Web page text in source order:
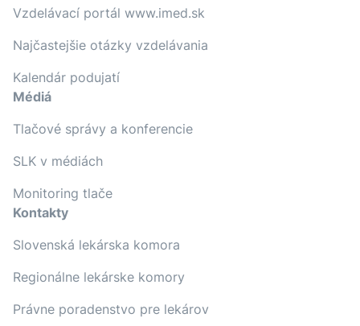
Vzdelávací portál www.imed.sk
Najčastejšie otázky vzdelávania
Kalendár podujatí
Médiá
Tlačové správy a konferencie
SLK v médiách
Monitoring tlače
Kontakty
Slovenská lekárska komora
Regionálne lekárske komory
Právne poradenstvo pre lekárov